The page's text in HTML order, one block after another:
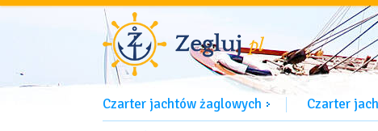
Czarter jachtów żaglowych Czarter